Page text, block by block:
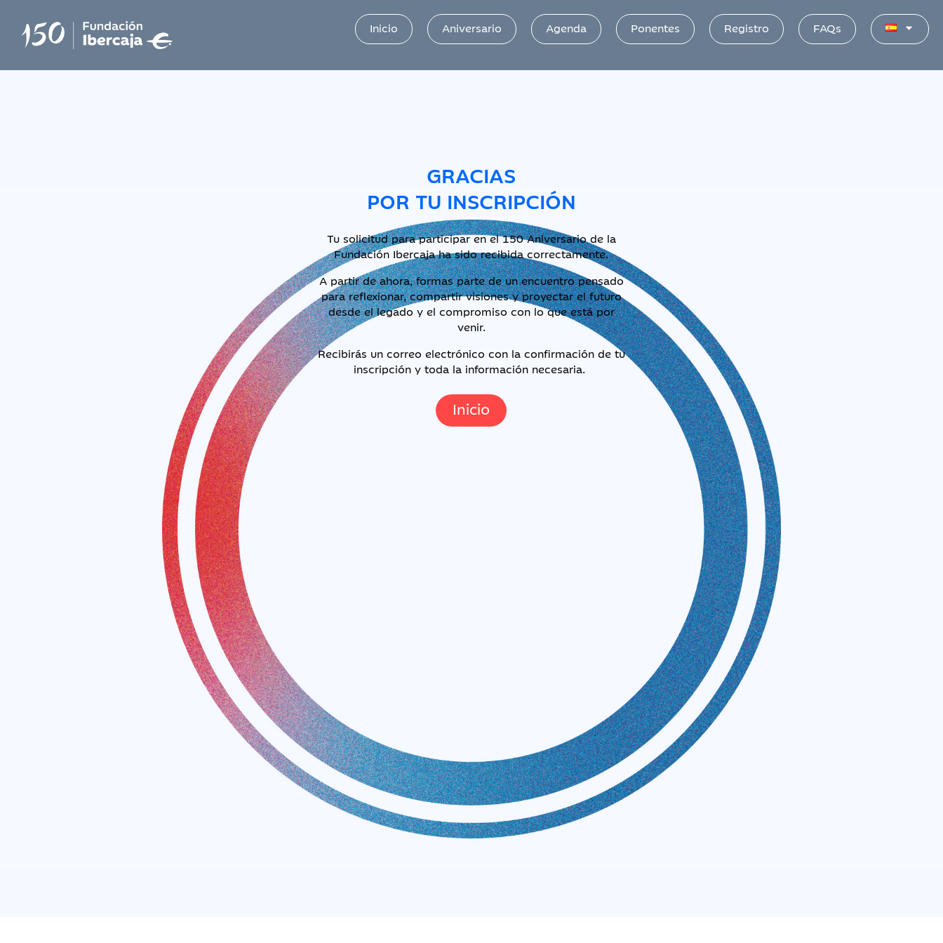
Inicio Aniversario Agenda Ponentes Registro FAQs
GRACIAS
POR TU INSCRIPCIÓN
Tu solicitud para participar en el 150 Aniversario de la
Fundación Ibercaja ha sido recibida correctamente.
A partir de ahora, formas parte de un encuentro pensado
para reflexionar, compartir visiones y proyectar el futuro
desde el legado y el compromiso con lo que está por
venir.
Recibirás un correo electrónico con la confirmación de tu
inscripción y toda la información necesaria.
Inicio